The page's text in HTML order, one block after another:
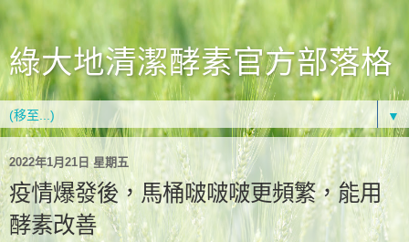
綠大地清潔酵素官方部落格
▼
2022年1月21日 星期五
疫情爆發後，馬桶啵啵啵更頻繁，能用
酵素改善